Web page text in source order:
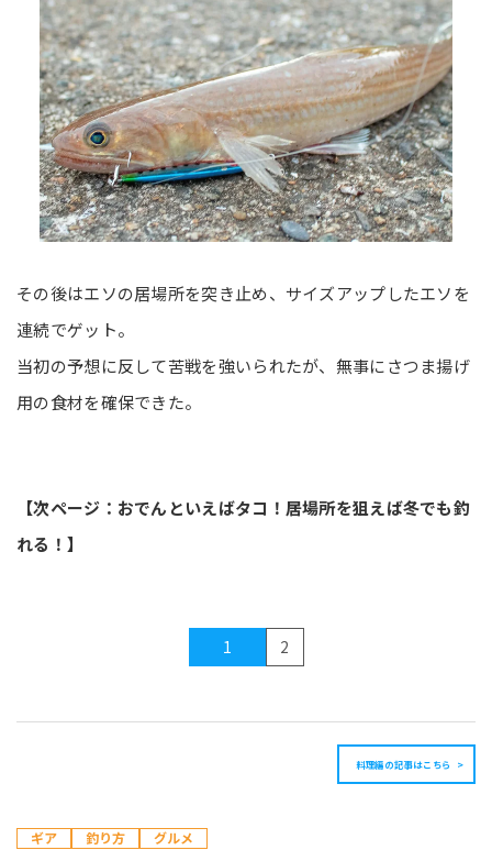
その後はエソの居場所を突き止め、サイズアップしたエソを
連続でゲット。
当初の予想に反して苦戦を強いられたが、無事にさつま揚げ
用の食材を確保できた。
【次ページ：おでんといえばタコ！居場所を狙えば冬でも釣
れる！】
1 2
料理編の記事はこちら
ギア 釣り方 グルメ